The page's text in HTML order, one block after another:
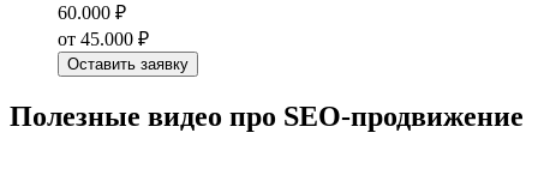
60.000 ₽
от 45.000 ₽
Оставить заявку
Полезные видео про SEO-продвижение